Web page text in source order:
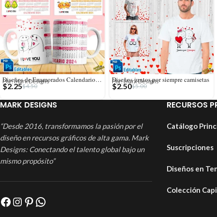
Diseños de Enamorados Calendarios 2024 para Tazas
Por: Mark Designs
$4.50
$2.25
Diseños juntos por siempre camisetas
Por: Mark Designs
$5.00
$2.50
MARK DESIGNS
“Desde 2016, transformamos la pasión por el
diseño en recursos gráficos de alta gama. Mark
Designs: Conectando el talento global bajo un
mismo propósito”
RECURSOS
Catálogo
Suscripciones
Diseños en
Colección